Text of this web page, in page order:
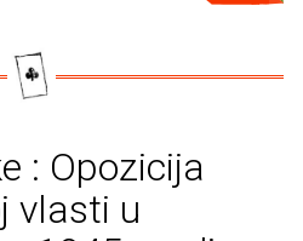
: Opozicija
vlasti u